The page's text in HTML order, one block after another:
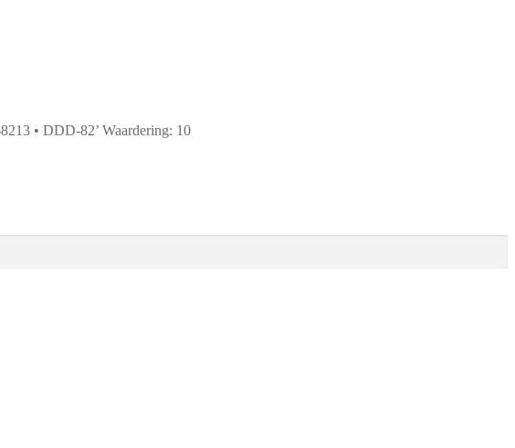
• DDD-82’ Waardering: 10